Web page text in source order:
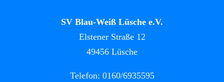
SV Blau-Weiß Lüsche e.V.
Elstener Straße 12
49456 Lüsche
Telefon: 0160/6935595